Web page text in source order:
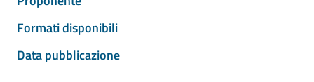
Formati disponibili
Data pubblicazione